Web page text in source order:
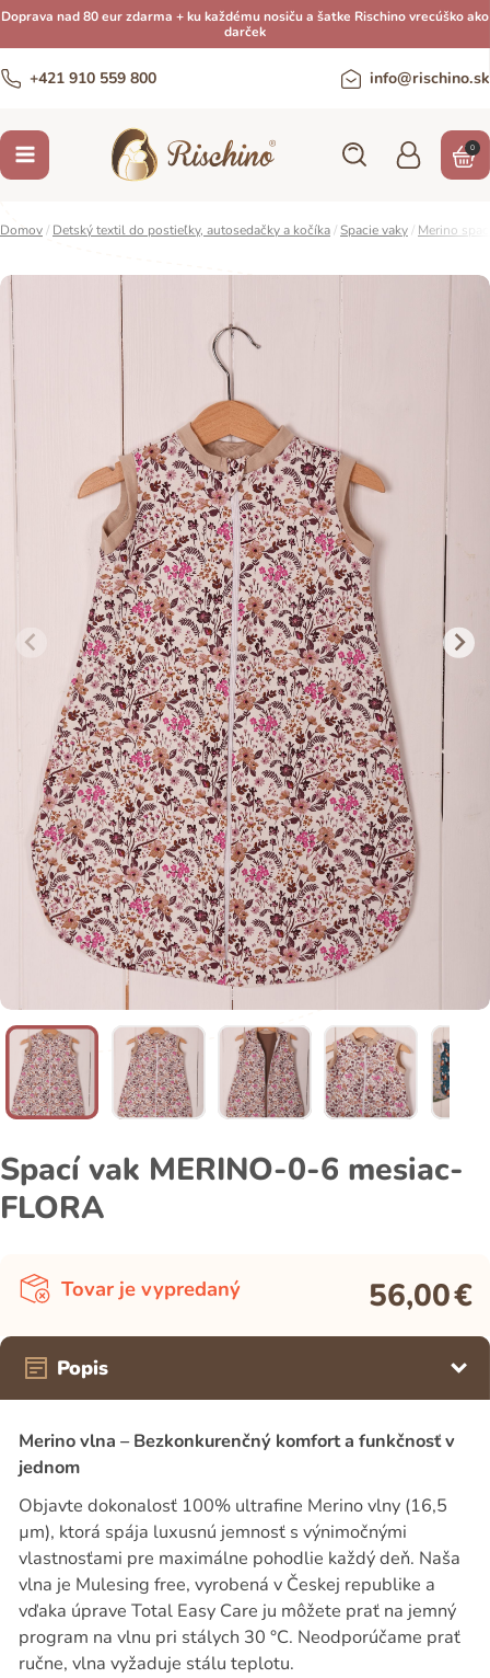
Doprava nad 80 eur zdarma + ku každému nosiču a šatke Rischino vrecúško ako
darček
+421 910 559 800 info@rischino.sk
0
Domov/ Detský textil do postieľky, autosedačky a kočíka/ Spacie vaky/ Merino
Spací vak MERINO-0-6 mesiac-
FLORA
Tovar je vypredaný 56,00€
Popis
Merino vlna – Bezkonkurenčný komfort a funkčnosť v
jednom
Objavte dokonalosť 100% ultrafine Merino vlny (16,5
µm), ktorá spája luxusnú jemnosť s výnimočnými
vlastnosťami pre maximálne pohodlie každý deň. Naša
vlna je Mulesing free, vyrobená v Českej republike a
vďaka úprave Total Easy Care ju môžete prať na jemný
program na vlnu pri stálych 30 °C. Neodporúčame prať
ručne, vlna vyžaduje stálu teplotu.